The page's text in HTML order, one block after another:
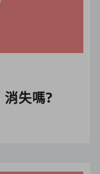
失嗎?